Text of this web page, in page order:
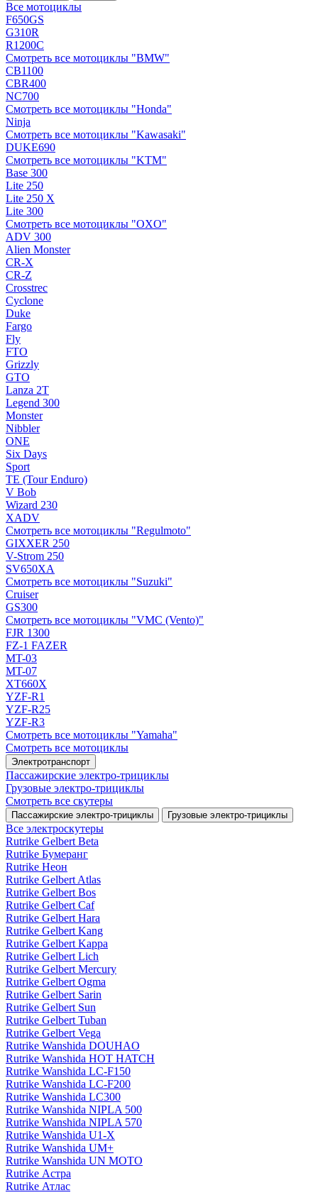
Все мотоциклы
F650GS
G310R
R1200C
Смотреть все мотоциклы "BMW"
CB1100
CBR400
NC700
Смотреть все мотоциклы "Honda"
Ninja
Смотреть все мотоциклы "Kawasaki"
DUKE690
Смотреть все мотоциклы "KTM"
Base 300
Lite 250
Lite 250 X
Lite 300
Смотреть все мотоциклы "OXO"
ADV 300
Alien Monster
CR-X
CR-Z
Crosstrec
Cyclone
Duke
Fargo
Fly
FTO
Grizzly
GTO
Lanza 2T
Legend 300
Monster
Nibbler
ONE
Six Days
Sport
TE (Tour Enduro)
V Bob
Wizard 230
XADV
Смотреть все мотоциклы "Regulmoto"
GIXXER 250
V-Strom 250
SV650XA
Смотреть все мотоциклы "Suzuki"
Cruiser
GS300
Смотреть все мотоциклы "VMC (Vento)"
FJR 1300
FZ-1 FAZER
MT-03
MT-07
XT660X
YZF-R1
YZF-R25
YZF-R3
Смотреть все мотоциклы "Yamaha"
Смотреть все мотоциклы
Электротранспорт
Пассажирские электро‑трициклы
Грузовые электро‑трициклы
Смотреть все скутеры
Пассажирские электро‑трициклы Грузовые электро‑трициклы
Все электро­скутеры
Rutrike Gelbert Beta
Rutrike Бумеранг
Rutrike Неон
Rutrike Gelbert Atlas
Rutrike Gelbert Bos
Rutrike Gelbert Caf
Rutrike Gelbert Hara
Rutrike Gelbert Kang
Rutrike Gelbert Kappa
Rutrike Gelbert Lich
Rutrike Gelbert Mercury
Rutrike Gelbert Ogma
Rutrike Gelbert Sarin
Rutrike Gelbert Sun
Rutrike Gelbert Tuban
Rutrike Gelbert Vega
Rutrike Wanshida DOUHAO
Rutrike Wanshida HOT HATCH
Rutrike Wanshida LC-F150
Rutrike Wanshida LC-F200
Rutrike Wanshida LC300
Rutrike Wanshida NIPLA 500
Rutrike Wanshida NIPLA 570
Rutrike Wanshida U1-X
Rutrike Wanshida UM+
Rutrike Wanshida UN MOTO
Rutrike Астра
Rutrike Атлас